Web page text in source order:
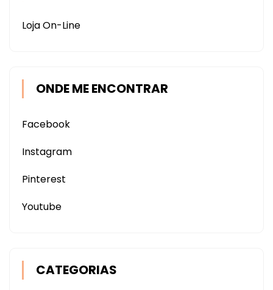
Loja On-Line
ONDE ME ENCONTRAR
Facebook
Instagram
Pinterest
Youtube
CATEGORIAS